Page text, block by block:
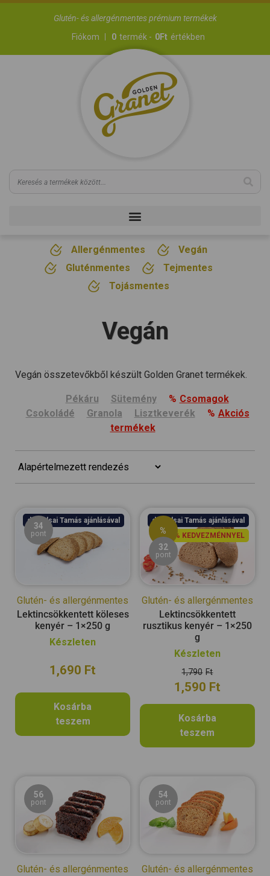
Glutén- és allergénmentes prémium termékek
Fiókom
0 termék - 0Ft értékben
Allergénmentes
Vegán
Gluténmentes
Tejmentes
Tojásmentes
Vegán
Vegán összetevőkből készült Golden Granet termékek.
Pékáru Sütemény
Csomagok
Csokoládé
Granola Lisztkeverék
Akciós
termékek
34
pont
dr. Balsai Tamás ajánlásával
Glutén- és allergénmentes
Lektincsökkentett köleses
kenyér – 1×250 g
Készleten
1,690 Ft
Kosárba
teszem
%
32
pont
dr. Balsai Tamás ajánlásával
11% KEDVEZMÉNNYEL
Glutén- és allergénmentes
Lektincsökkentett
rusztikus kenyér – 1×250
g
Készleten
1,790 Ft
1,590 Ft
Kosárba
teszem
56
pont
Glutén- és allergénmentes
54
pont
Glutén- és allergénmentes